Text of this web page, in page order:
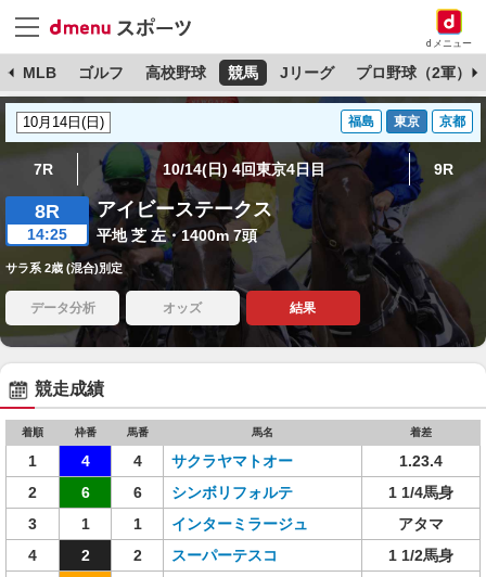
dメニュー
MLB ゴルフ 高校野球 競馬 Jリーグ プロ野球（2軍）
福島 東京 京都
7R 10/14(日) 4回東京4日目 9R
8R
14:25
アイビーステークス
平地 芝 左・1400m 7頭
サラ系 2歳 (混合)別定
データ分析 オッズ 結果
競走成績
着順 枠番 馬番 馬名 着差
1 4 4 サクラヤマトオー
1.23.4
2
6 6 シンボリフォルテ
1 1/4馬身
3
1 1 インターミラージュ
アタマ
4
2 2 スーパーテスコ
1 1/2馬身